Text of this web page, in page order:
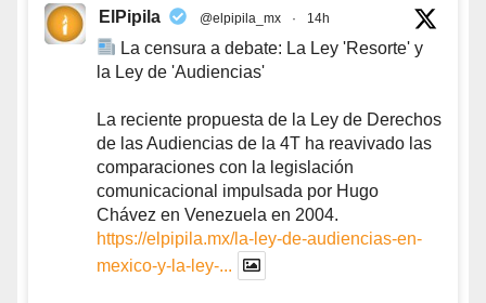
ElPipila @elpipila_mx · 14h
La censura a debate: La Ley 'Resorte' y
la Ley de 'Audiencias'
La reciente propuesta de la Ley de Derechos
de las Audiencias de la 4T ha reavivado las
comparaciones con la legislación
comunicacional impulsada por Hugo
Chávez en Venezuela en 2004.
https://elpipila.mx/la-ley-de-audiencias-en-
mexico-y-la-ley-...